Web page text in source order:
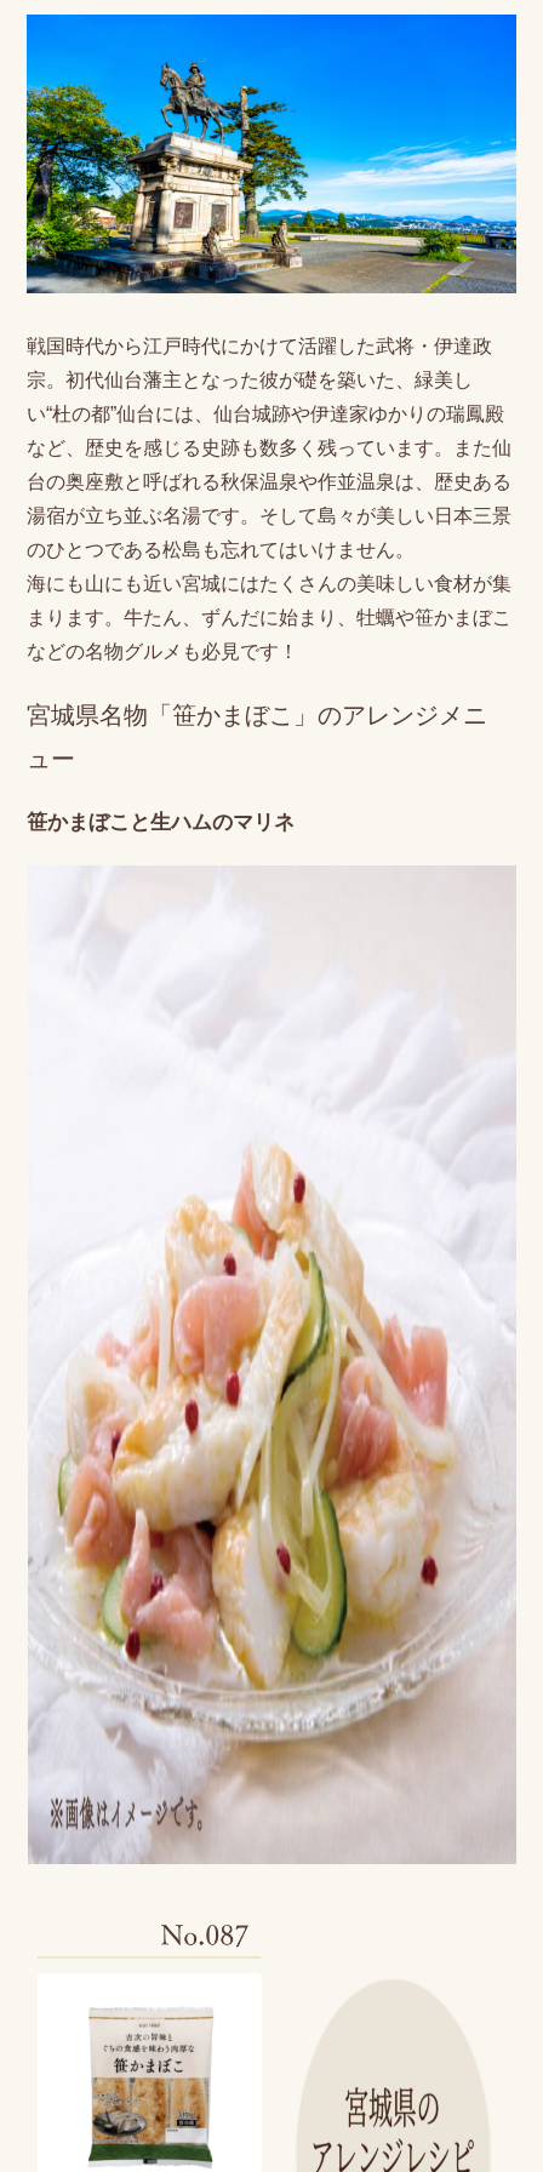
戦国時代から江戸時代にかけて活躍した武将・伊達政
宗。初代仙台藩主となった彼が礎を築いた、緑美し
い“杜の都”仙台には、仙台城跡や伊達家ゆかりの瑞鳳殿
など、歴史を感じる史跡も数多く残っています。また仙
台の奥座敷と呼ばれる秋保温泉や作並温泉は、歴史ある
湯宿が立ち並ぶ名湯です。そして島々が美しい日本三景
のひとつである松島も忘れてはいけません。
海にも山にも近い宮城にはたくさんの美味しい食材が集
まります。牛たん、ずんだに始まり、牡蠣や笹かまぼこ
などの名物グルメも必見です！
宮城県名物「笹かまぼこ」のアレンジメニ
ュー
笹かまぼこと生ハムのマリネ